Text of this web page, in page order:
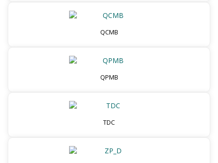
QCMB
QPMB
TDC